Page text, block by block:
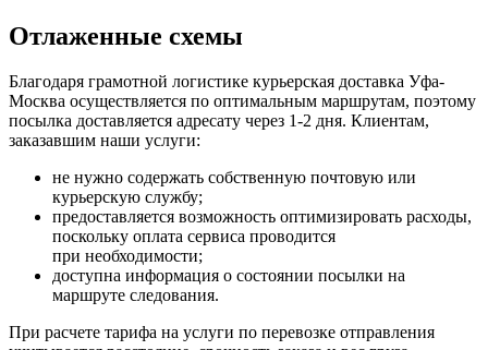
Отлаженные схемы
Благодаря грамотной логистике курьерская доставка Уфа-
Москва осуществляется по оптимальным маршрутам, поэтому
посылка доставляется адресату через 1-2 дня. Клиентам,
заказавшим наши услуги:
не нужно содержать собственную почтовую или
курьерскую службу;
предоставляется возможность оптимизировать расходы,
поскольку оплата сервиса проводится
при необходимости;
доступна информация о состоянии посылки на
маршруте следования.
При расчете тарифа на услуги по перевозке отправления